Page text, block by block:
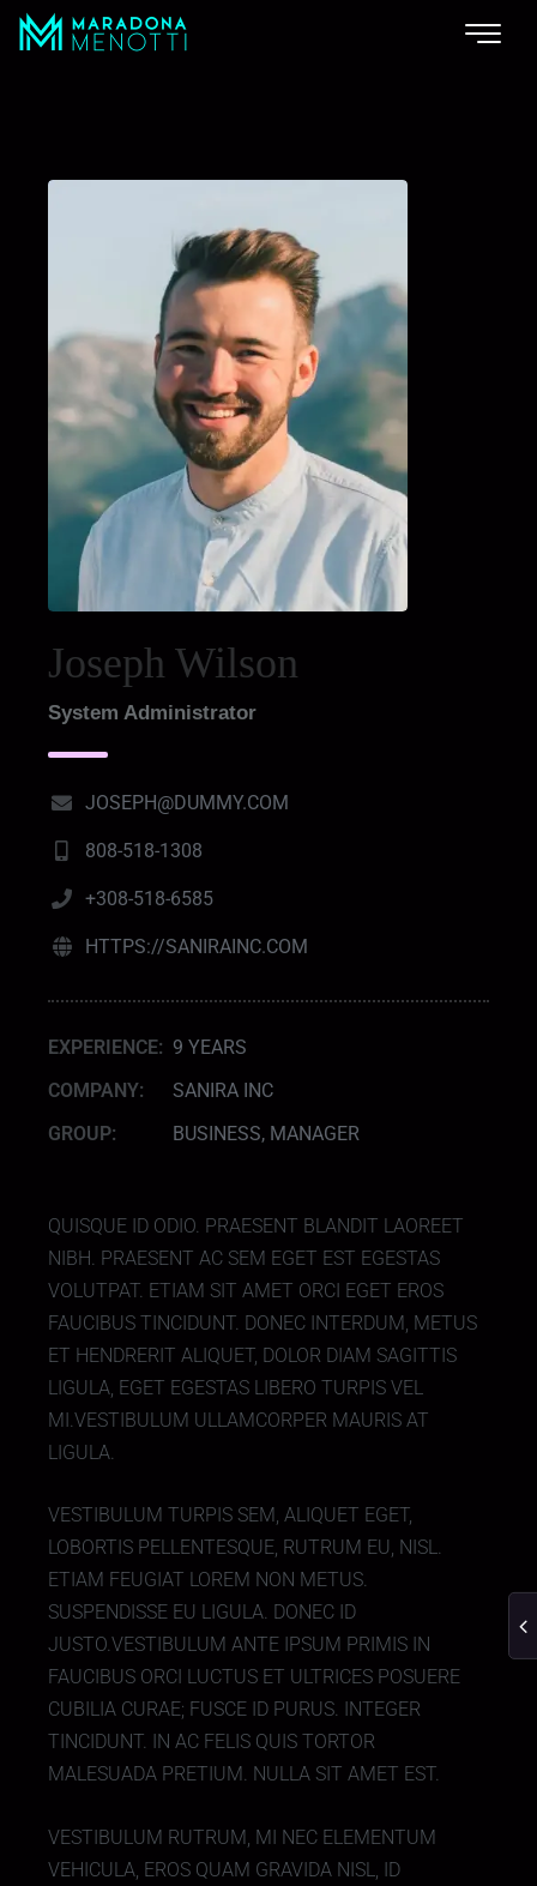
Joseph Wilson
System Administrator
JOSEPH@DUMMY.COM
808-518-1308
+308-518-6585
HTTPS://SANIRAINC.COM
EXPERIENCE: 9 YEARS
COMPANY:
SANIRA INC
GROUP:
BUSINESS, MANAGER
QUISQUE ID ODIO. PRAESENT BLANDIT LAOREET
NIBH. PRAESENT AC SEM EGET EST EGESTAS
VOLUTPAT. ETIAM SIT AMET ORCI EGET EROS
FAUCIBUS TINCIDUNT. DONEC INTERDUM, METUS
ET HENDRERIT ALIQUET, DOLOR DIAM SAGITTIS
LIGULA, EGET EGESTAS LIBERO TURPIS VEL
MI.VESTIBULUM ULLAMCORPER MAURIS AT
LIGULA.
VESTIBULUM TURPIS SEM, ALIQUET EGET,
LOBORTIS PELLENTESQUE, RUTRUM EU, NISL.
ETIAM FEUGIAT LOREM NON METUS.
SUSPENDISSE EU LIGULA. DONEC ID
JUSTO.VESTIBULUM ANTE IPSUM PRIMIS IN
FAUCIBUS ORCI LUCTUS ET ULTRICES POSUERE
CUBILIA CURAE; FUSCE ID PURUS. INTEGER
TINCIDUNT. IN AC FELIS QUIS TORTOR
MALESUADA PRETIUM. NULLA SIT AMET EST.
VESTIBULUM RUTRUM, MI NEC ELEMENTUM
VEHICULA, EROS QUAM GRAVIDA NISL, ID